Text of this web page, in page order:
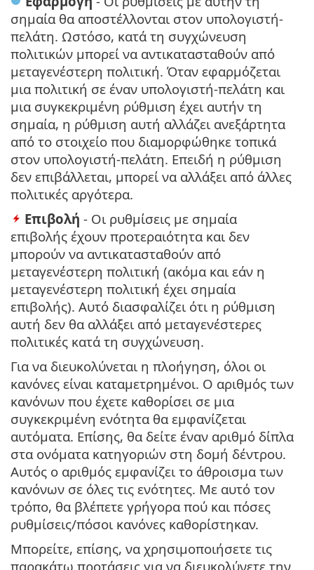
σημαία θα αποστέλλονται στον υπολογιστή-
πελάτη. Ωστόσο, κατά τη συγχώνευση
πολιτικών μπορεί να αντικατασταθούν από
μεταγενέστερη πολιτική. Όταν εφαρμόζεται
μια πολιτική σε έναν υπολογιστή-πελάτη και
μια συγκεκριμένη ρύθμιση έχει αυτήν τη
σημαία, η ρύθμιση αυτή αλλάζει ανεξάρτητα
από το στοιχείο που διαμορφώθηκε τοπικά
στον υπολογιστή-πελάτη. Επειδή η ρύθμιση
δεν επιβάλλεται, μπορεί να αλλάξει από άλλες
πολιτικές αργότερα.
Επιβολή - Οι ρυθμίσεις με σημαία
επιβολής έχουν προτεραιότητα και δεν
μπορούν να αντικατασταθούν από
μεταγενέστερη πολιτική (ακόμα και εάν η
μεταγενέστερη πολιτική έχει σημαία
επιβολής). Αυτό διασφαλίζει ότι η ρύθμιση
αυτή δεν θα αλλάξει από μεταγενέστερες
πολιτικές κατά τη συγχώνευση.
Για να διευκολύνεται η πλοήγηση, όλοι οι
κανόνες είναι καταμετρημένοι. Ο αριθμός των
κανόνων που έχετε καθορίσει σε μια
συγκεκριμένη ενότητα θα εμφανίζεται
αυτόματα. Επίσης, θα δείτε έναν αριθμό δίπλα
στα ονόματα κατηγοριών στη δομή δέντρου.
Αυτός ο αριθμός εμφανίζει το άθροισμα των
κανόνων σε όλες τις ενότητες. Με αυτό τον
τρόπο, θα βλέπετε γρήγορα πού και πόσες
ρυθμίσεις/πόσοι κανόνες καθορίστηκαν.
Μπορείτε, επίσης, να χρησιμοποιήσετε τις
παρακάτω προτάσεις για να διευκολύνετε την